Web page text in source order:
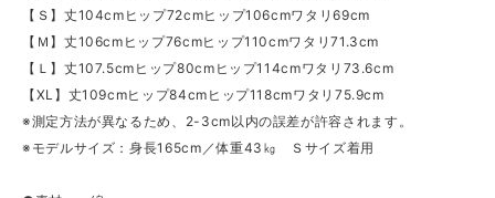
【Ｓ】丈104cmヒップ72cmヒップ106cmワタリ69cm
【Ｍ】丈106cmヒップ76cmヒップ110cmワタリ71.3cm
【Ｌ】丈107.5cmヒップ80cmヒップ114cmワタリ73.6cm
【XL】丈109cmヒップ84cmヒップ118cmワタリ75.9cm
※測定方法が異なるため、2-3cm以内の誤差が許容されます。
※モデルサイズ：身長165cm／体重43㎏ Ｓサイズ着用